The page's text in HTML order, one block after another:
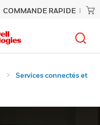
COMMANDE RAPIDE
Services connectés et